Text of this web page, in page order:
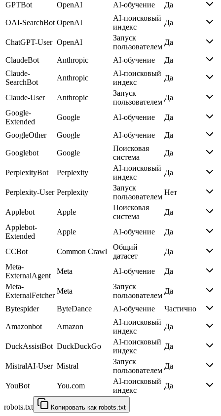
GPTBot
OpenAI AI-обучение Да
OAI-SearchBot OpenAI
AI-поисковый
индекс
Да
ChatGPT-User OpenAI
Запуск
пользователем
Да
ClaudeBot Anthropic AI-обучение
Да
Claude-
SearchBot
Anthropic
AI-поисковый
индекс
Да
Claude-User Anthropic
Запуск
пользователем
Да
Google-
Extended
Google AI-обучение Да
GoogleOther Google AI-обучение Да
Googlebot Google
Поисковая
система
Да
PerplexityBot Perplexity
AI-поисковый
индекс
Да
Perplexity-User Perplexity
Запуск
пользователем
Нет
Applebot Apple
Поисковая
система
Да
Applebot-
Extended
Apple AI-обучение Да
CCBot Common Crawl
Общий
датасет
Да
Meta-
ExternalAgent
Meta AI-обучение
Да
Meta-
ExternalFetcher
Meta
Запуск
пользователем
Да
Bytespider ByteDance AI-обучение Частично
Amazonbot Amazon
AI-поисковый
индекс
Да
DuckAssistBot DuckDuckGo
AI-поисковый
индекс
Да
MistralAI-User Mistral
Запуск
пользователем
Да
YouBot You.com
AI-поисковый
индекс
Да
robots.txt Копировать как robots.txt